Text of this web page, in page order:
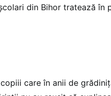
din Bihor tratează în
care în anii de